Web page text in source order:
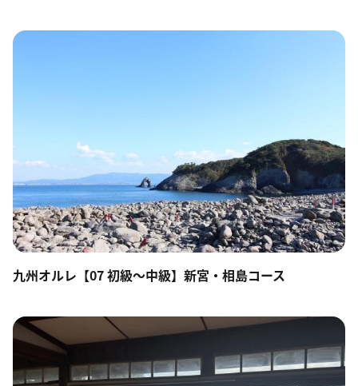
九州オルレ【07 初級～中級】新宮・相島コース